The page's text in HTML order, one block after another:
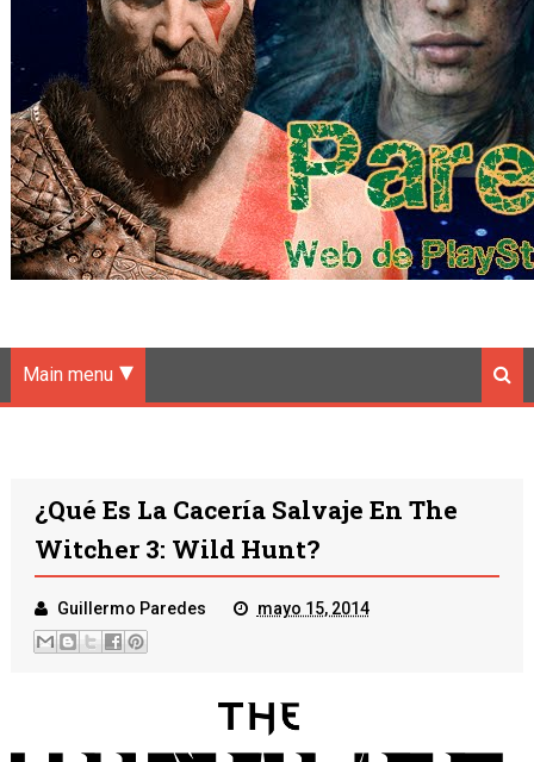
Main menu
¿Qué Es La Cacería Salvaje En The
Witcher 3: Wild Hunt?
Guillermo Paredes mayo 15, 2014